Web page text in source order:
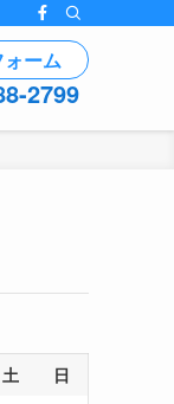
ーム
2799
土 日